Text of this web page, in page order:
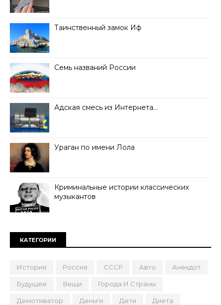
Таинственный замок Иф
Семь названий России
Адская смесь из Интернета…
Ураган по имени Лола
Криминальные истории классических
музыкантов
КАТЕГОРИИ
История Россия СССР Авто Анекдот
Будущее Вещи Города И Страны
Демотиватор Деньги Дети Диета